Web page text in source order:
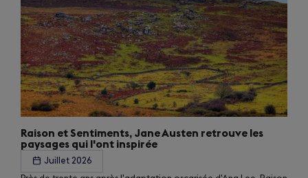
Raison et Sentiments, Jane Austen retrouve les
paysages qui l'ont inspirée
Juillet 2026